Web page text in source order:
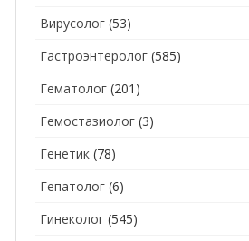
ЭНДОКРИНОЛОГ
Вирусолог (53)
Гастроэнтеролог (585)
Гематолог (201)
Гемостазиолог (3)
Генетик (78)
Гепатолог (6)
Гинеколог (545)